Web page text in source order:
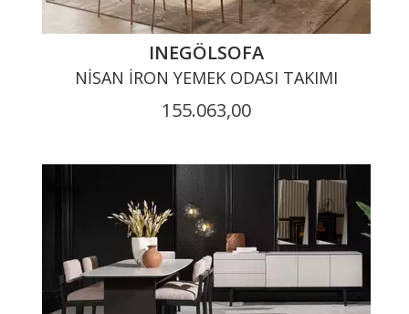
INEGÖLSOFA
NISAN İRON YEMEK ODASI TAKIMI
155.063,00